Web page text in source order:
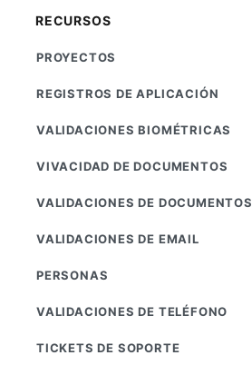
RECURSOS
PROYECTOS
REGISTROS DE APLICACIÓN
VALIDACIONES BIOMÉTRICAS
VIVACIDAD DE DOCUMENTOS
VALIDACIONES DE DOCUMENTOS
VALIDACIONES DE EMAIL
PERSONAS
VALIDACIONES DE TELÉFONO
TICKETS DE SOPORTE